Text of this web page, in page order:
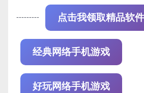
--------- 点击我领取精品软件
经典网络手机游戏
好玩网络手机游戏